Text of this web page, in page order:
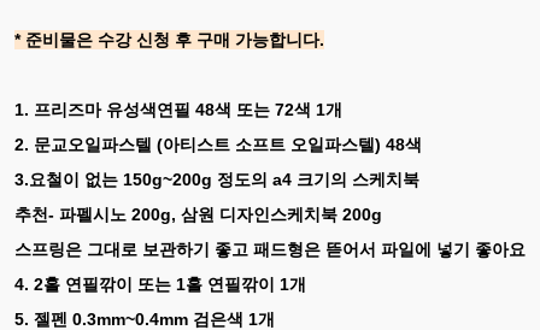
* 준비물은 수강 신청 후 구매 가능합니다.
1. 프리즈마 유성색연필 48색 또는 72색 1개
2. 문교오일파스텔 (아티스트 소프트 오일파스텔) 48색
3.요철이 없는 150g~200g 정도의 a4 크기의 스케치북
추천- 파펠시노 200g, 삼원 디자인스케치북 200g
스프링은 그대로 보관하기 좋고 패드형은 뜯어서 파일에 넣기 좋아요
4. 2홀 연필깎이 또는 1홀 연필깎이 1개
5. 젤펜 0.3mm~0.4mm 검은색 1개